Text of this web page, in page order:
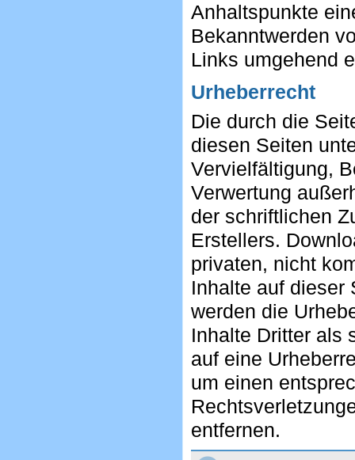
Anhaltspunkte
Bekanntwerden
Links umgehend
Urheberrecht
Die durch die
diesen Seiten
Vervielfältigung,
Verwertung
der schriftlichen
Erstellers.
privaten, nicht
Inhalte auf dieser
werden die
Inhalte Dritter als
auf eine
um einen
entfernen.